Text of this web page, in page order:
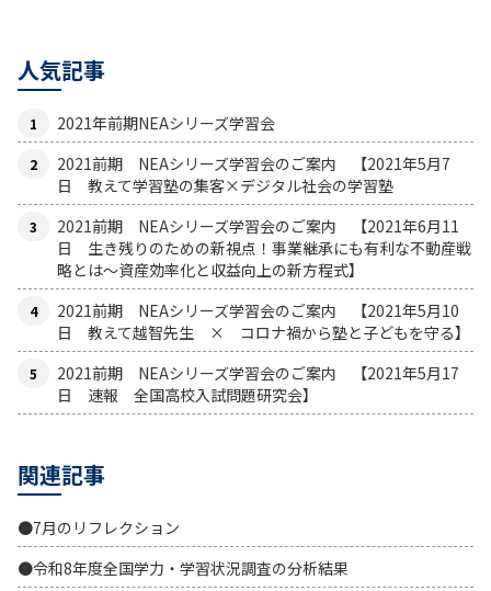
人気記事
2021年前期NEAシリーズ学習会
2021前期 NEAシリーズ学習会のご案内 【2021年5月7
日 教えて学習塾の集客×デジタル社会の学習塾
2021前期 NEAシリーズ学習会のご案内 【2021年6月11
日 生き残りのための新視点！事業継承にも有利な不動産戦
略とは〜資産効率化と収益向上の新方程式】
2021前期 NEAシリーズ学習会のご案内 【2021年5月10
日 教えて越智先生 × コロナ禍から塾と子どもを守る】
2021前期 NEAシリーズ学習会のご案内 【2021年5月17
日 速報 全国高校入試問題研究会】
関連記事
●7月のリフレクション
●令和8年度全国学力・学習状況調査の分析結果